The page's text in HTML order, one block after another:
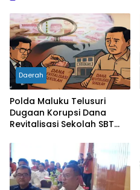
Daerah
Polda Maluku Telusuri
Dugaan Korupsi Dana
Revitalisasi Sekolah SBT
Diperiksa